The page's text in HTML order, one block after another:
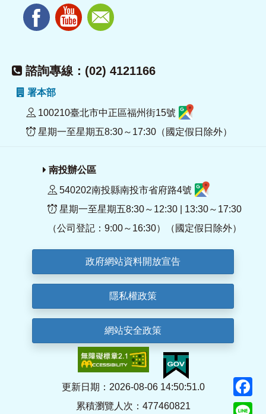
諮詢專線：(02) 4121166
署本部
100210臺北市中正區福州街15號
星期一至星期五8:30～17:30（國定假日除外）
南投辦公區
540202南投縣南投市省府路4號
星期一至星期五8:30～12:30 | 13:30～17:30
（公司登記：9:00～16:30）（國定假日除外）
政府網站資料開放宣告
隱私權政策
網站安全政策
更新日期：2026-08-06 14:50:51.0
累積瀏覽人次：477460821